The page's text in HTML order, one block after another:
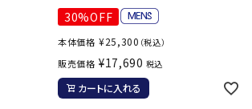
30%OFF
本体価格 ¥25,300 （税込）
販売価格 ¥17,690 税込
カートに入れる